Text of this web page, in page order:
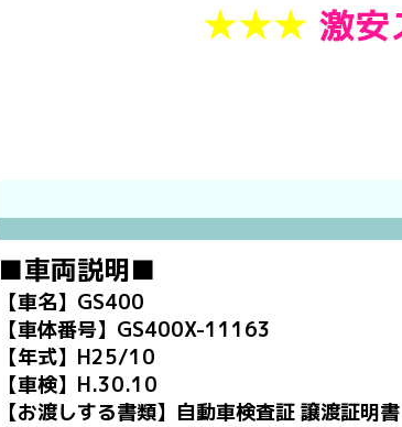
★★★ 激安
■車両説明■
【車名】GS400
【車体番号】GS400X-11163
【年式】H25/10
【車検】H.30.10
【お渡しする書類】自動車検査証 譲渡証明書